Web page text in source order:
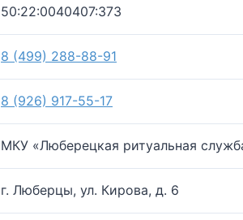
50:22:0040407:373
8 (499) 288-88-91
8 (926) 917-55-17
МКУ «Люберецкая ритуальная
г. Люберцы, ул. Кирова, д. 6